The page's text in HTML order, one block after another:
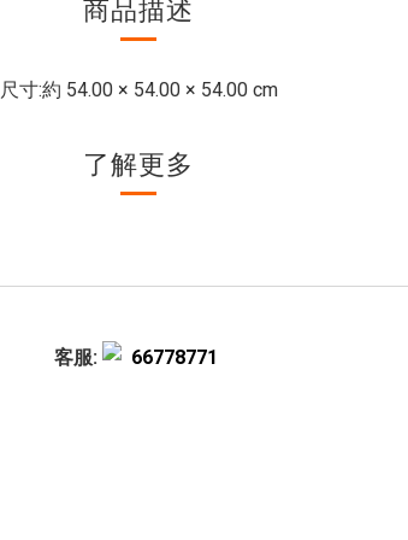
商品描述
尺寸:約 54.00 × 54.00 × 54.00 cm
了解更多
客服: 66778771